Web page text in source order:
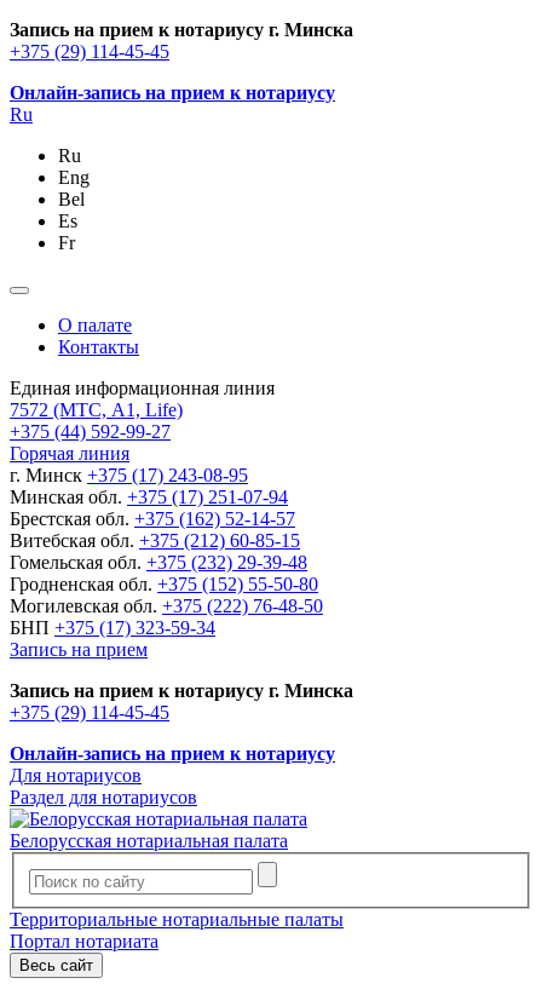
Запись на прием к нотариусу г. Минска
+375 (29) 114-45-45
Онлайн-запись на прием к нотариусу
Ru
Ru
Eng
Bel
Es
Fr
О палате
Контакты
Единая информационная линия
7572 (МТС, A1, Life)
+375 (44) 592-99-27
Горячая линия
г. Минск +375 (17) 243-08-95
Минская обл. +375 (17) 251-07-94
Брестская обл. +375 (162) 52-14-57
Витебская обл. +375 (212) 60-85-15
Гомельская обл. +375 (232) 29-39-48
Гродненская обл. +375 (152) 55-50-80
Могилевская обл. +375 (222) 76-48-50
БНП +375 (17) 323-59-34
Запись на прием
Запись на прием к нотариусу г. Минска
+375 (29) 114-45-45
Онлайн-запись на прием к нотариусу
Для нотариусов
Раздел для нотариусов
Белорусская нотариальная палата
Территориальные нотариальные палаты
Портал нотариата
Весь сайт